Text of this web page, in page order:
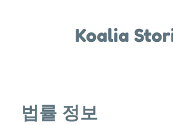
Koalia
법률 정보